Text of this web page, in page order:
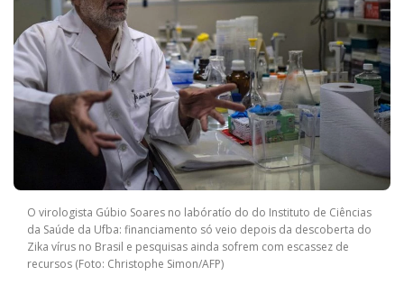
O virologista Gúbio Soares no labóratío do do Instituto de Ciências
da Saúde da Ufba: financiamento só veio depois da descoberta do
Zika vírus no Brasil e pesquisas ainda sofrem com escassez de
recursos (Foto: Christophe Simon/AFP)